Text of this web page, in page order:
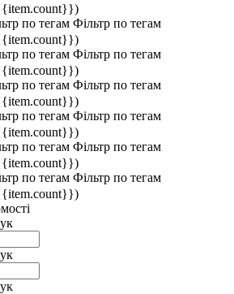
по тегам Фільтр по тегам
по тегам Фільтр по тегам
по тегам Фільтр по тегам
по тегам Фільтр по тегам
по тегам Фільтр по тегам
по тегам Фільтр по тегам